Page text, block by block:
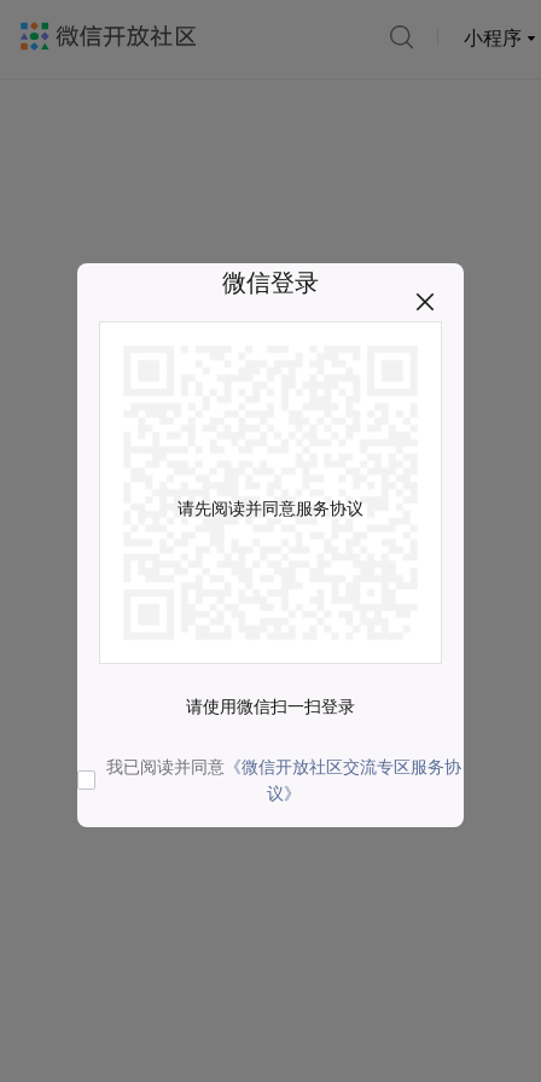
小程序
微信登录
请先阅读并同意服务协议
请使用微信扫一扫登录
我已阅读并同意 《微信开放社区交流专区服务协
议》